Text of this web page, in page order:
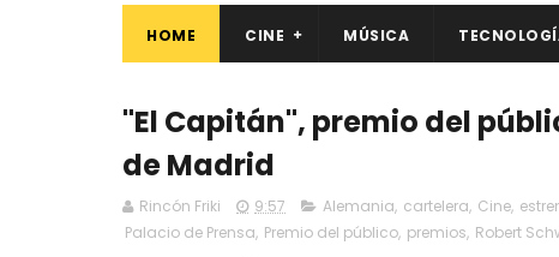
HOME CINE MÚSICA
"El Capitán", premio del
de Madrid
Rincón Friki 9:57 Alemania, cartelera, Cine,
Palacio de Prensa, Premio del público, premios, Robert